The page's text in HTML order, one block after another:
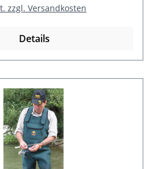
zzgl. Versandkosten
Details